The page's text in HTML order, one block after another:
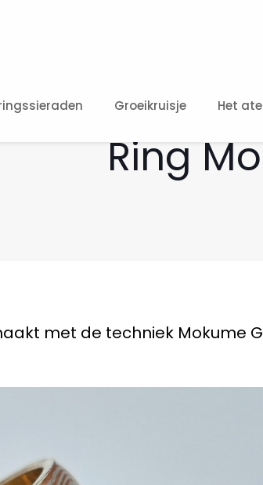
Groeikruisje Het
Ring
met de techniek Mokume